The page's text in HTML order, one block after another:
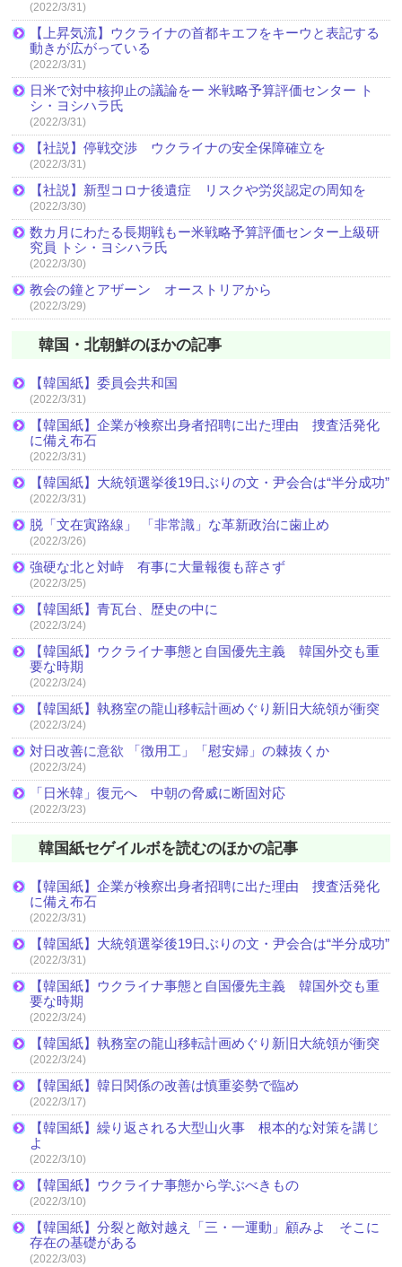
(2022/3/31)
【上昇気流】ウクライナの首都キエフをキーウと表記する
動きが広がっている
(2022/3/31)
日米で対中核抑止の議論をー 米戦略予算評価センター ト
シ・ヨシハラ氏
(2022/3/31)
【社説】停戦交渉 ウクライナの安全保障確立を
(2022/3/31)
【社説】新型コロナ後遺症 リスクや労災認定の周知を
(2022/3/30)
数カ月にわたる長期戦もー米戦略予算評価センター上級研
究員 トシ・ヨシハラ氏
(2022/3/30)
教会の鐘とアザーン オーストリアから
(2022/3/29)
韓国・北朝鮮のほかの記事
【韓国紙】委員会共和国
(2022/3/31)
【韓国紙】企業が検察出身者招聘に出た理由 捜査活発化
に備え布石
(2022/3/31)
【韓国紙】大統領選挙後19日ぶりの文・尹会合は“半分成功”
(2022/3/31)
脱「文在寅路線」 「非常識」な革新政治に歯止め
(2022/3/26)
強硬な北と対峙 有事に大量報復も辞さず
(2022/3/25)
【韓国紙】青瓦台、歴史の中に
(2022/3/24)
【韓国紙】ウクライナ事態と自国優先主義 韓国外交も重
要な時期
(2022/3/24)
【韓国紙】執務室の龍山移転計画めぐり新旧大統領が衝突
(2022/3/24)
対日改善に意欲 「徴用工」「慰安婦」の棘抜くか
(2022/3/24)
「日米韓」復元へ 中朝の脅威に断固対応
(2022/3/23)
韓国紙セゲイルボを読むのほかの記事
【韓国紙】企業が検察出身者招聘に出た理由 捜査活発化
に備え布石
(2022/3/31)
【韓国紙】大統領選挙後19日ぶりの文・尹会合は“半分成功”
(2022/3/31)
【韓国紙】ウクライナ事態と自国優先主義 韓国外交も重
要な時期
(2022/3/24)
【韓国紙】執務室の龍山移転計画めぐり新旧大統領が衝突
(2022/3/24)
【韓国紙】韓日関係の改善は慎重姿勢で臨め
(2022/3/17)
【韓国紙】繰り返される大型山火事 根本的な対策を講じ
よ
(2022/3/10)
【韓国紙】ウクライナ事態から学ぶべきもの
(2022/3/10)
【韓国紙】分裂と敵対越え「三・一運動」顧みよ そこに
存在の基礎がある
(2022/3/03)